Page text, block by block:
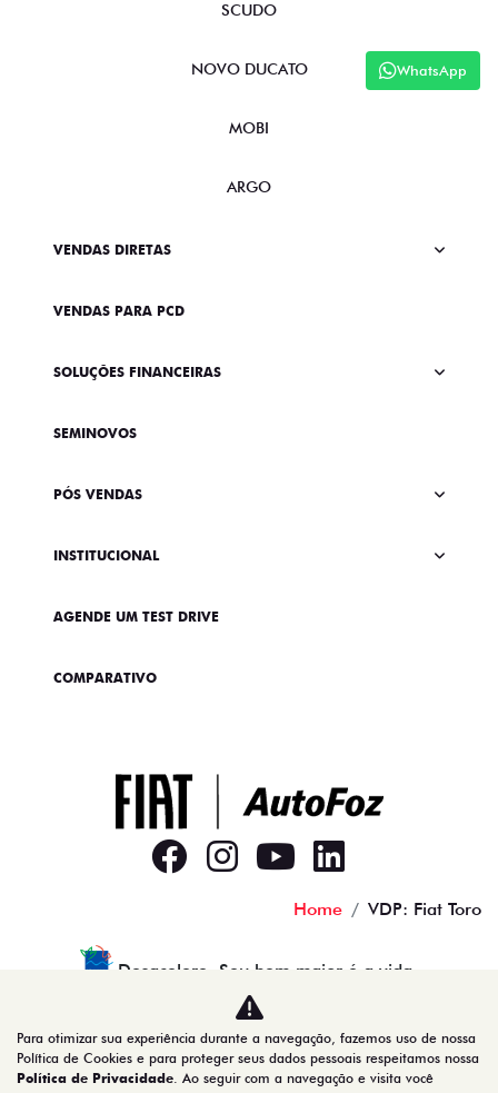
WhatsApp
SCUDO
NOVO DUCATO
MOBI
ARGO
VENDAS DIRETAS
VENDAS PARA PCD
SOLUÇÕES FINANCEIRAS
SEMINOVOS
PÓS VENDAS
INSTITUCIONAL
AGENDE UM TEST DRIVE
COMPARATIVO
Home VDP: Fiat Toro
Desacelere. Seu bem maior é a vida.
AUTOFOZ VEICULOS LTDA
Para otimizar sua experiência durante a navegação, fazemos uso de nossa
Política de Cookies e para proteger seus dados pessoais respeitamos nossa
Política de Privacidade. Ao seguir com a navegação e visita você